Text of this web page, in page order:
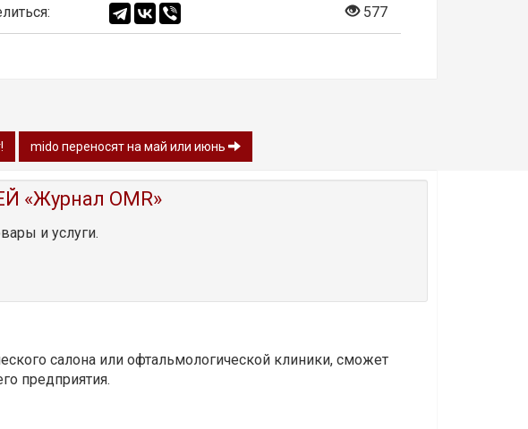
577
mido переносят на май или июнь
OMR»
и услуги.
салона или офтальмологической клиники, сможет
предприятия.